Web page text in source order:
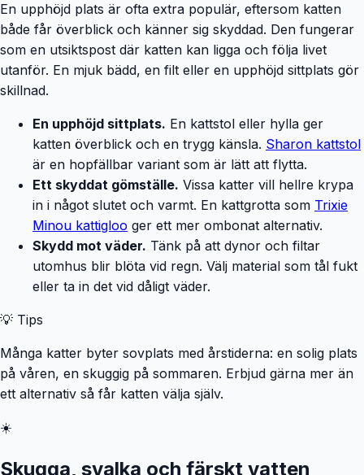
En upphöjd plats är ofta extra populär, eftersom katten
både får överblick och känner sig skyddad. Den fungerar
som en utsiktspost där katten kan ligga och följa livet
utanför. En mjuk bädd, en filt eller en upphöjd sittplats gör
skillnad.
En upphöjd sittplats. En kattstol eller hylla ger
katten överblick och en trygg känsla. Sharon kattstol
är en hopfällbar variant som är lätt att flytta.
Ett skyddat gömställe. Vissa katter vill hellre krypa
in i något slutet och varmt. En kattgrotta som Trixie
Minou kattigloo ger ett mer ombonat alternativ.
Skydd mot väder. Tänk på att dynor och filtar
utomhus blir blöta vid regn. Välj material som tål fukt
eller ta in det vid dåligt väder.
💡 Tips
Många katter byter sovplats med årstiderna: en solig plats
på våren, en skuggig på sommaren. Erbjud gärna mer än
ett alternativ så får katten välja själv.
☀️
Skugga, svalka och färskt vatten